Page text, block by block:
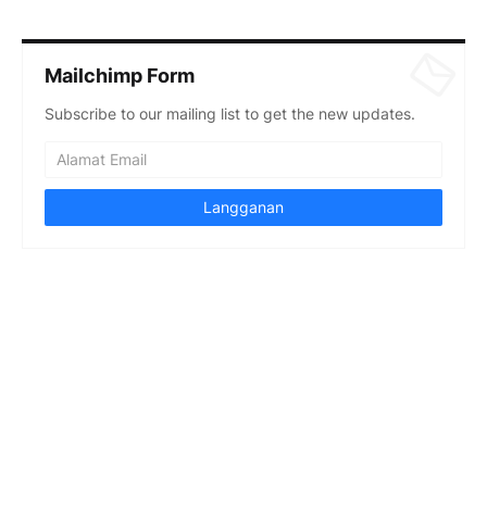
Mailchimp Form
Subscribe to our mailing list to get the new updates.